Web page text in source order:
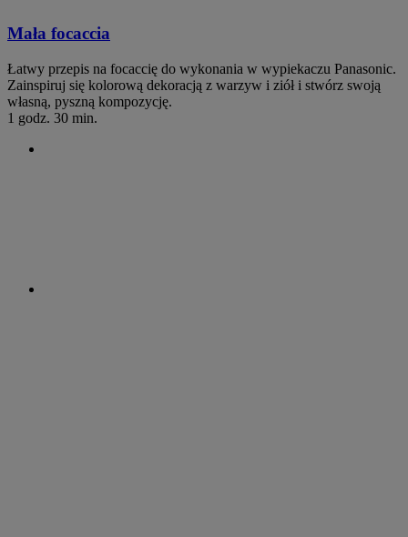
Mała focaccia
Łatwy przepis na focaccię do wykonania w wypiekaczu Panasonic.
Zainspiruj się kolorową dekoracją z warzyw i ziół i stwórz swoją
własną, pyszną kompozycję.
1 godz. 30 min.